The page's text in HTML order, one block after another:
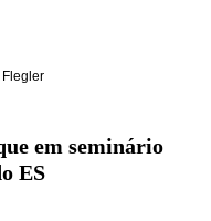
em seminário
ES